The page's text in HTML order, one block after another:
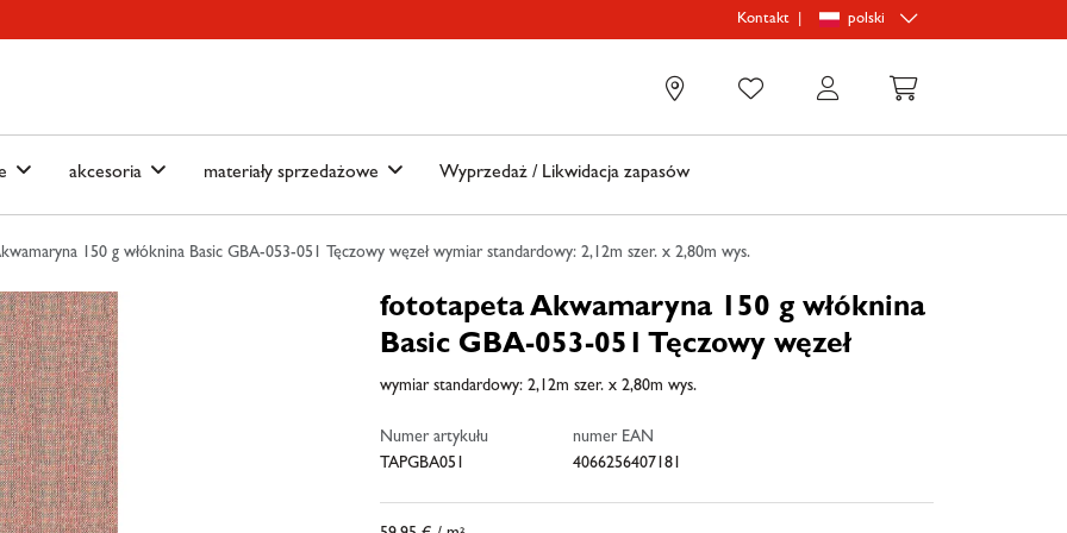
Kontakt polski
akcesoria materiały sprzedażowe Wyprzedaż / Likwidacja zapasów
150 g włóknina Basic GBA-053-051 Tęczowy węzeł wymiar standardowy: 2,12m szer. x 2,80m wys.
fototapeta Akwamaryna 150 g włóknina
Basic GBA-053-051 Tęczowy węzeł
wymiar standardowy: 2,12m szer. x 2,80m wys.
Numer artykułu
TAPGBA051
numer EAN
4066256407181